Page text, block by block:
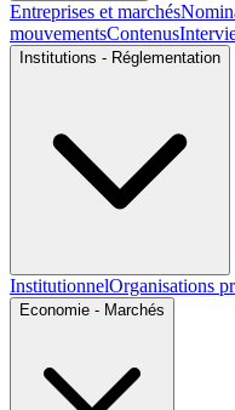
Entreprises et marchés
mouvementsContenus
Institutions - Réglementation
InstitutionnelOrganisations
Economie - Marchés